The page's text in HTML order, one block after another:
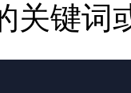
关键词